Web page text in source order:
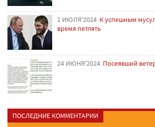
1 ИЮЛЯ'2024 К успешным
время петлять
24 ИЮНЯ'2024 Посеявший
ПОСЛЕДНИЕ КОММЕНТАРИИ